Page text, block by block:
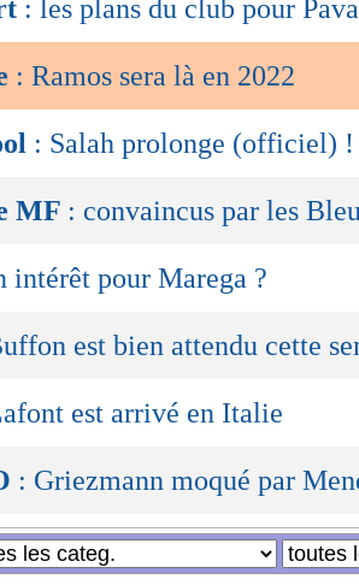
: les plans du club pour
: Ramos sera là en 2022
: Salah prolonge (officiel) !
MF : convaincus par les
intérêt pour Marega ?
est bien attendu cette
est arrivé en Italie
: Griezmann moqué par
brèves du dim. 1 juillet 2018